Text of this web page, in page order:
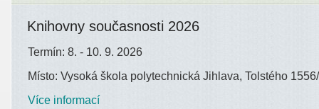
Knihovny současnosti 2026
Termín: 8. - 10. 9. 2026
Místo: Vysoká škola polytechnická Jihlava, Tolstého
Více informací